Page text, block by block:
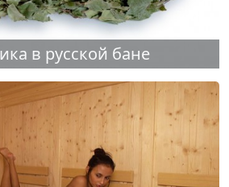
в русской бане